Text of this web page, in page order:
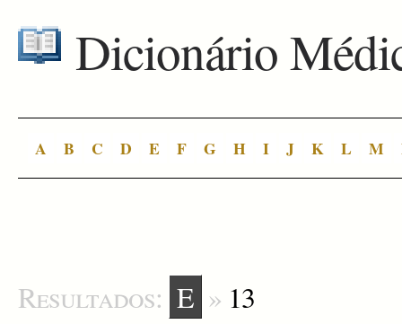
Dicionário
A B C D E F G H I J K L M
Resultados: E » 13